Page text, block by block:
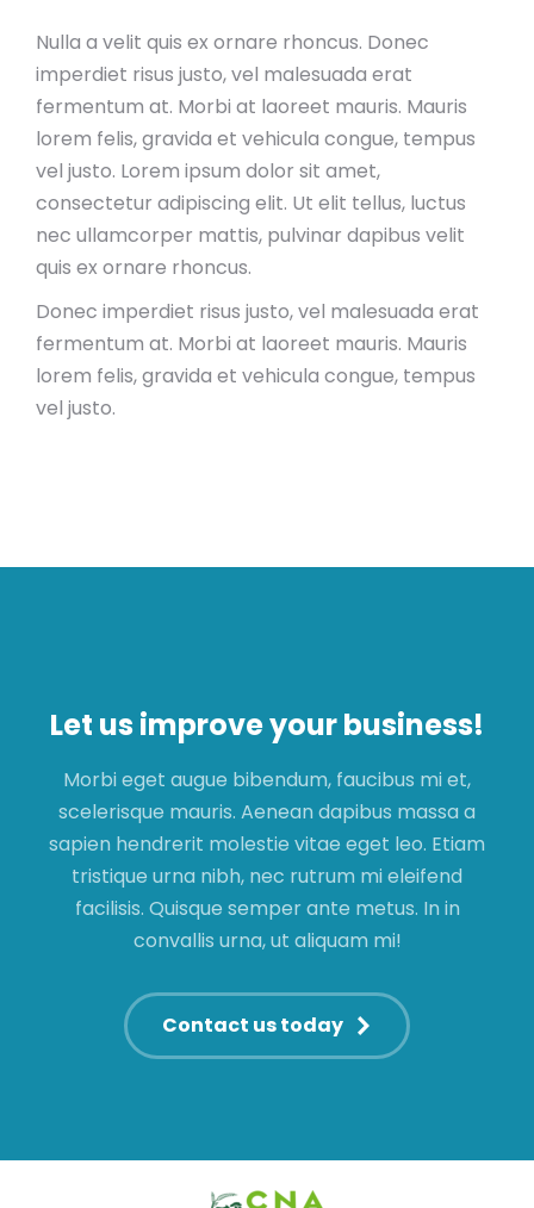
Nulla a velit quis ex ornare rhoncus. Donec
imperdiet risus justo, vel malesuada erat
fermentum at. Morbi at laoreet mauris. Mauris
lorem felis, gravida et vehicula congue, tempus
vel justo. Lorem ipsum dolor sit amet,
consectetur adipiscing elit. Ut elit tellus, luctus
nec ullamcorper mattis, pulvinar dapibus velit
quis ex ornare rhoncus.
Donec imperdiet risus justo, vel malesuada erat
fermentum at. Morbi at laoreet mauris. Mauris
lorem felis, gravida et vehicula congue, tempus
vel justo.
Let us improve your business!
Morbi eget augue bibendum, faucibus mi et,
scelerisque mauris. Aenean dapibus massa a
sapien hendrerit molestie vitae eget leo. Etiam
tristique urna nibh, nec rutrum mi eleifend
facilisis. Quisque semper ante metus. In in
convallis urna, ut aliquam mi!
Contact us today